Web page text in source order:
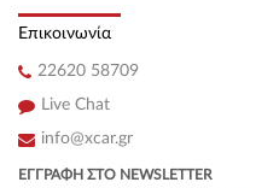
Επικοινωνία
22620 58709
Live Chat
info@xcar.gr
ΕΓΓΡΑΦΉ ΣΤΟ NEWSLETTER